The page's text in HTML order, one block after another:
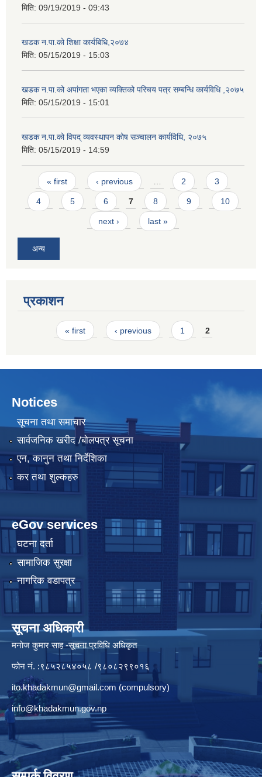
मिति: 09/19/2019 - 09:43
खडक न.पा.को शिक्षा कार्यबिधि,२०७४
मिति: 05/15/2019 - 15:03
खडक न.पा.को अपांगता भएका व्यक्तिको परिचय पत्र सम्बन्धि कार्यविधि ,२०७५
मिति: 05/15/2019 - 15:01
खडक न.पा.को विपद् व्यवस्थापन कोष सञ्चालन कार्यविधि, २०७५
मिति: 05/15/2019 - 14:59
Pages
« first ‹ previous … 2 3
4 5 6 7 8 9 10
next › last »
अन्य
प्रकाशन
Pages« first ‹ previous 1 2
Notices
सूचना तथा समाचार
सार्वजनिक खरीद /बोलपत्र सूचना
एन, कानुन तथा निर्देशिका
कर तथा शुल्कहरु
eGov services
घटना दर्ता
सामाजिक सुरक्षा
नागरिक वडापत्र
सूचना अधिकारी
मनाेज कुमार साह -सूचना प्रविधि अधिकृत
फोन नं. :९८५२८५४०५८ /९८०८२९९०१६
ito.khadakmun@gmail.com (compulsory)
info@khadakmun.gov.np